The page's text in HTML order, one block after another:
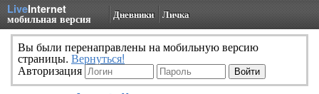
LiveInternet
мобильная версия Дневники Личка
Вы были перенаправлены на мобильную версию
страницы. Вернуться!
Авторизация